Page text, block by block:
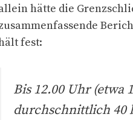
hätte die
fest:
Bis 12.00 Uhr (etwa
durchschnittlich 40